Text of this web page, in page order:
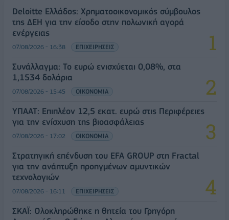
Deloitte Ελλάδος: Χρηματοοικονομικός σύμβουλος
της ΔΕΗ για την είσοδο στην πολωνική αγορά
ενέργειας
07/08/2026 - 16:38 ΕΠΙΧΕΙΡΗΣΕΙΣ
Συνάλλαγμα: Το ευρώ ενισχύεται 0,08%, στα
1,1534 δολάρια
07/08/2026 - 15:45 ΟΙΚΟΝΟΜΙΑ
ΥΠΑΑΤ: Επιπλέον 12,5 εκατ. ευρώ στις Περιφέρειες
για την ενίσχυση της βιοασφάλειας
07/08/2026 - 17:02 ΟΙΚΟΝΟΜΙΑ
Στρατηγική επένδυση του EFA GROUP στη Fractal
για την ανάπτυξη προηγμένων αμυντικών
τεχνολογιών
07/08/2026 - 16:11 ΕΠΙΧΕΙΡΗΣΕΙΣ
ΣΚΑΪ: Ολοκληρώθηκε η θητεία του Γρηγόρη